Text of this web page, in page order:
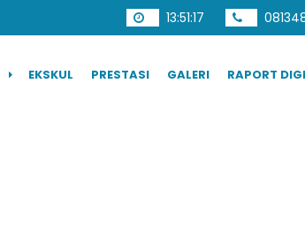
13:51:18
EKSKUL PRESTASI GALERI RAPORT